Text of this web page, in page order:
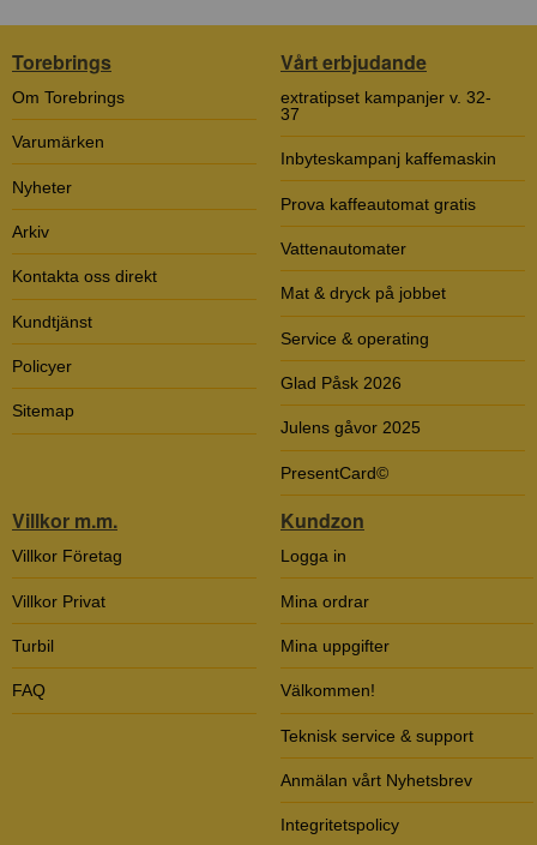
Torebrings
Om Torebrings
Varumärken
Nyheter
Arkiv
Kontakta oss direkt
Kundtjänst
Policyer
Sitemap
Vårt erbjudande
extratipset kampanjer v. 32-
37
Inbyteskampanj kaffemaskin
Prova kaffeautomat gratis
Vattenautomater
Mat & dryck på jobbet
Service & operating
Glad Påsk 2026
Julens gåvor 2025
PresentCard©
Villkor m.m.
Villkor Företag
Villkor Privat
Turbil
FAQ
Kundzon
Logga in
Mina ordrar
Mina uppgifter
Välkommen!
Teknisk service & support
Anmälan vårt Nyhetsbrev
Integritetspolicy